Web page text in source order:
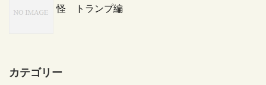
怪 トランプ編
カテゴリー